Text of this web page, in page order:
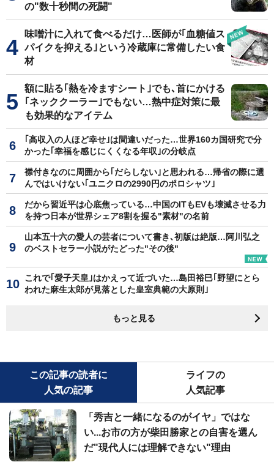
の"数十秒間の死闘"
味噌汁に入れて食べるだけ…医師が｢血糖値ス
パイクを抑える｣という冷蔵庫に常備したい食
材
額に貼る｢熱を冷ますシート｣でも､首にかける
｢ネッククーラー｣でもない…熱中症対策に最
も効果的なアイテム
｢高収入の人ほど幸せ｣は間違いだった…世界160カ国研究で分
かった｢幸福を感じにくくなる年収｣の分岐点
襟付きなのに周囲から｢だらしない｣と思われる…帰省の際に選
んではいけない｢ユニクロの2990円のポロシャツ｣
だから習近平は心底焦っている…中国のITもEVも壊滅させる力
を持つ日本が世界シェア8割を握る"素材"の名前
山本五十六の愛人の芸者について書き､初版は絶版…阿川弘之
のベストセラー小説がたどった"その後"
これで｢愛子天皇｣はかえって近づいた…島田裕巳｢野望にとら
われた麻生太郎が見落とした皇室典範の大原則｣
もっと見る
この記事の読者に
人気の記事
ライフの
人気記事
「秀吉と一緒になるのがイヤ」ではな
い...お市の方が柴田勝家との自害を選ん
だ"現代人には理解できない"理由